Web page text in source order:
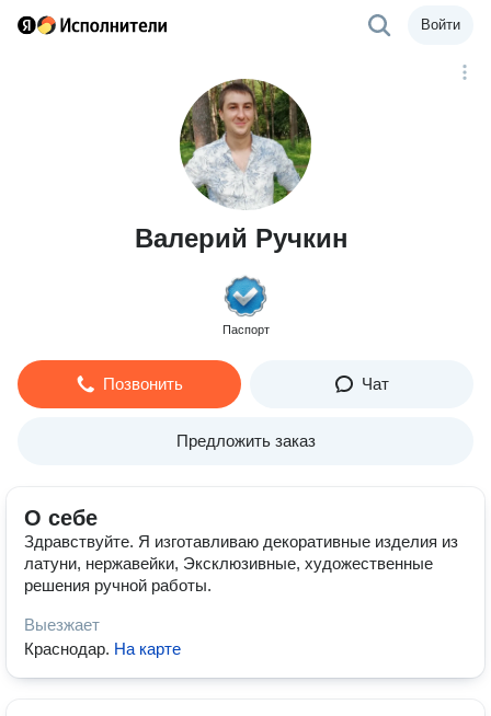
Войти
Валерий Ручкин
Паспорт
Позвонить Чат
Предложить заказ
О себе
Здравствуйте. Я изготавливаю декоративные изделия из
латуни, нержавейки, Эксклюзивные, художественные
решения ручной работы.
Выезжает
Краснодар. На карте